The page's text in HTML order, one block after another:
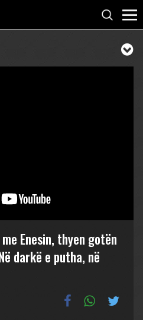
Enesin, thyen gotën
darkë e putha, në